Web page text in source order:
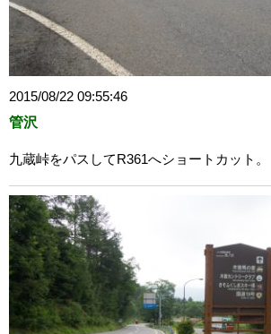
2015/08/22 09:55:46
管沢
九蔵峠をパスしてR361へショートカット。